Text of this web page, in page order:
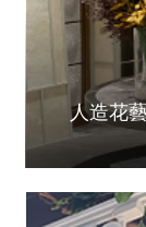
人造花